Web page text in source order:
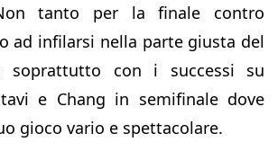
tanto per la finale contro
ad infilarsi nella parte giusta del
soprattutto con i successi su
e Chang in semifinale dove
gioco vario e spettacolare.